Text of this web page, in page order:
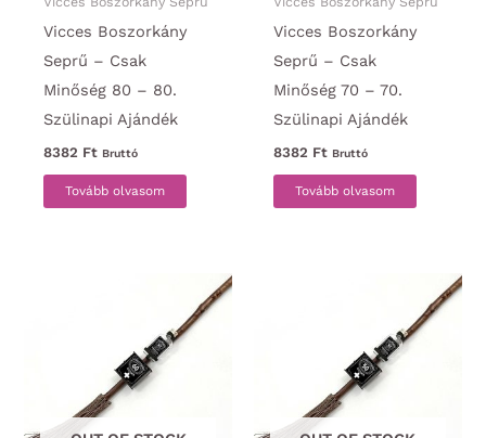
Vicces Boszorkány
Seprű – Csak
Minőség 80 – 80.
Szülinapi Ajándék
8382 Ft Bruttó
Tovább olvasom
Vicces Boszorkány
Seprű – Csak
Minőség 70 – 70.
Szülinapi Ajándék
8382 Ft Bruttó
Tovább olvasom